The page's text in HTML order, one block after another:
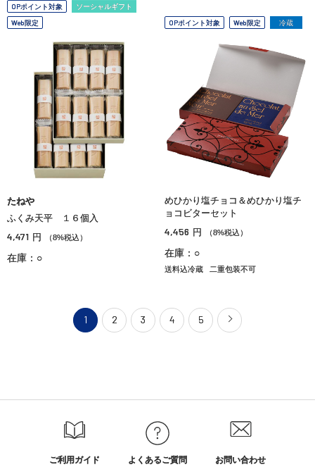
OPポイント対象
ソーシャルギフト
Web限定
たねや
ふくみ天平 １６個入
4,471 円 （8%税込）
在庫：○
OPポイント対象 Web限定 冷蔵
めひかり塩チョコ＆めひかり塩チ
ョコビターセット
4,456 円 （8%税込）
在庫：○
送料込冷蔵 二重包装不可
1 2 3 4 5
ご利用ガイド よくあるご質問 お問い合わせ